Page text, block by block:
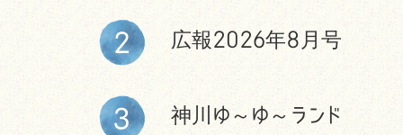
広報2026年8月号
神川ゆ～ゆ～ランド